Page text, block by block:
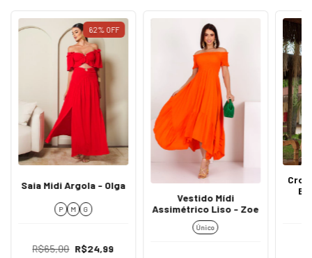
62% OFF
Saia Midi Argola - Olga
P M G
R$65,00 R$24,99
Vestido Mídi
Assimétrico Liso - Zoe
Único